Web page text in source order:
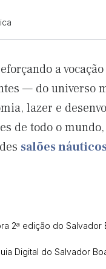
a
— do universo
lazer e
de todo o
salões náuticos
2ª edição do Salvador
Digital do Salvador